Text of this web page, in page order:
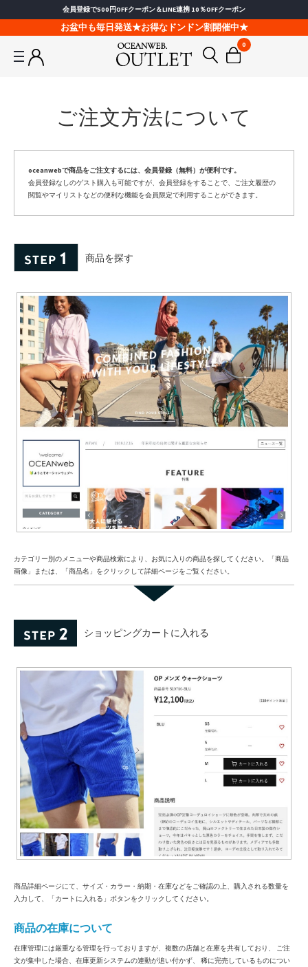
会員登録で500円OFFクーポン＆LINE連携 10％OFFクーポン
お盆中も毎日発送★お得なドンドン割開催中★
0
ご注文方法について
oceanwebで商品をご注文するには、会員登録（無料）が便利です。
会員登録なしのゲスト購入も可能ですが、会員登録をすることで、ご注文履歴の
閲覧やマイリストなどの便利な機能を会員限定で利用することができます。
商品を探す
カテゴリー別のメニューや商品検索により、お気に入りの商品を探してください。「商品
画像」または、「商品名」をクリックして詳細ページをご覧ください。
ショッピングカートに入れる
商品詳細ページにて、サイズ・カラー・納期・在庫などをご確認の上、購入される数量を
入力して、「カートに入れる」ボタンをクリックしてください。
商品の在庫について
在庫管理には厳重なる管理を行っておりますが、複数の店舗と在庫を共有しており、 ご注
文が集中した場合、在庫更新システムの連動が追い付かず、 稀に完売しているものについ